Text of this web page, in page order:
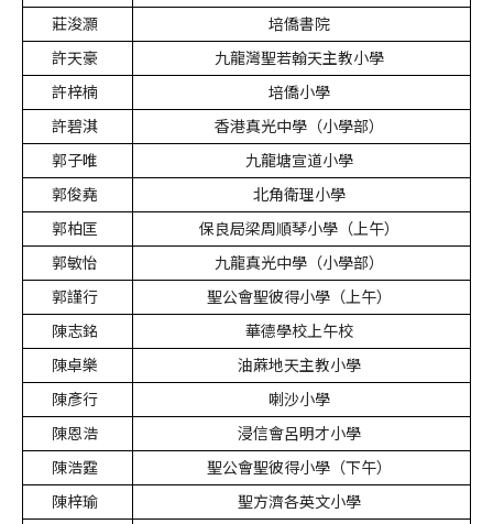
莊浚灝
培僑書院
許天豪
九龍灣聖若翰天主教小學
許梓楠
培僑小學
許碧淇
香港真光中學（小學部）
郭子唯
九龍塘宣道小學
郭俊堯
北角衛理小學
郭柏匡
保良局梁周順琴小學（上午）
郭敏怡
九龍真光中學（小學部）
郭謹行
聖公會聖彼得小學（上午）
陳志銘
華德學校上午校
陳卓樂
油蔴地天主教小學
陳彥行
喇沙小學
陳恩浩
浸信會呂明才小學
陳浩霆
聖公會聖彼得小學（下午）
陳梓瑜
聖方濟各英文小學